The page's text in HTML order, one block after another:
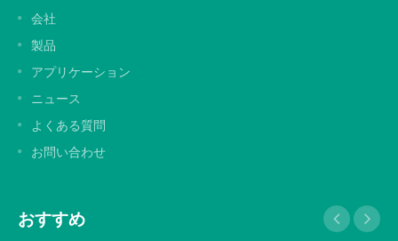
会社
製品
アプリケーション
ニュース
よくある質問
お問い合わせ
おすすめ